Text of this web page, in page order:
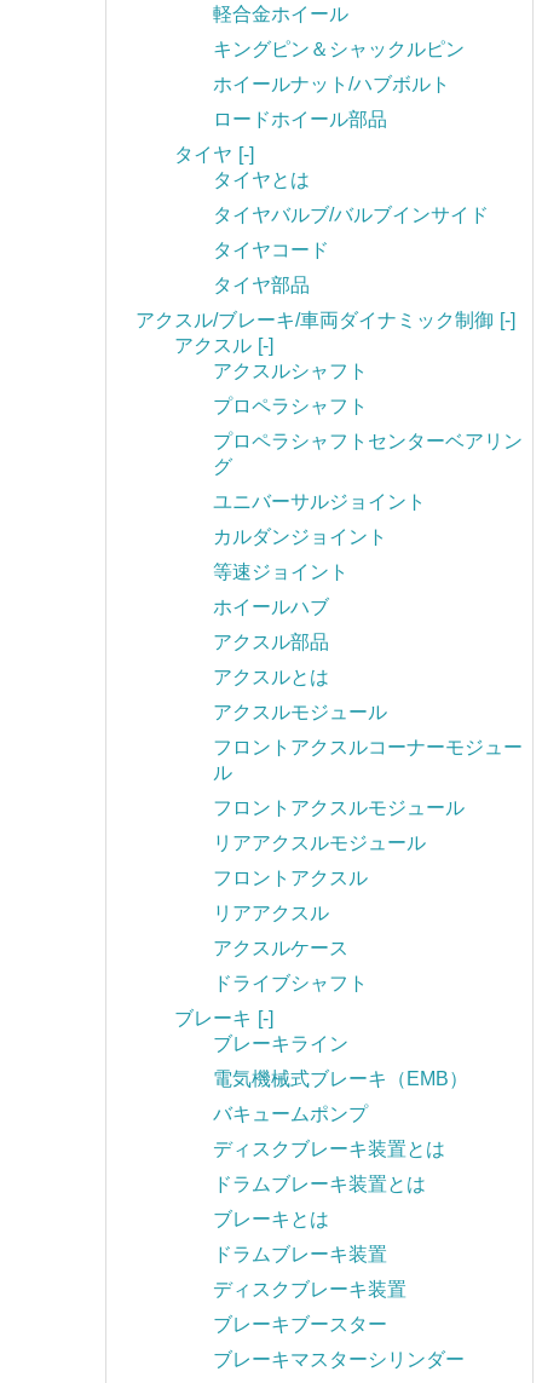
軽合金ホイール
キングピン＆シャックルピン
ホイールナット/ハブボルト
ロードホイール部品
タイヤ [-]
タイヤとは
タイヤバルブ/バルブインサイド
タイヤコード
タイヤ部品
アクスル/ブレーキ/車両ダイナミック制御 [-]
アクスル [-]
アクスルシャフト
プロペラシャフト
プロペラシャフトセンターベアリン
グ
ユニバーサルジョイント
カルダンジョイント
等速ジョイント
ホイールハブ
アクスル部品
アクスルとは
アクスルモジュール
フロントアクスルコーナーモジュー
ル
フロントアクスルモジュール
リアアクスルモジュール
フロントアクスル
リアアクスル
アクスルケース
ドライブシャフト
ブレーキ [-]
ブレーキライン
電気機械式ブレーキ（EMB）
バキュームポンプ
ディスクブレーキ装置とは
ドラムブレーキ装置とは
ブレーキとは
ドラムブレーキ装置
ディスクブレーキ装置
ブレーキブースター
ブレーキマスターシリンダー